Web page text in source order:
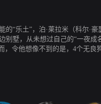
的“乐土”，泊·莱拉米（科尔·
别墅，从未想过自己的“一夜
，令他想像不到的是，4个无
伯顿(丹尼斯·法里纳 饰)虽然